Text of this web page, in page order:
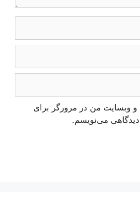
و وبسایت من در مرورگر برای
دیدگاهی می‌نویسم.